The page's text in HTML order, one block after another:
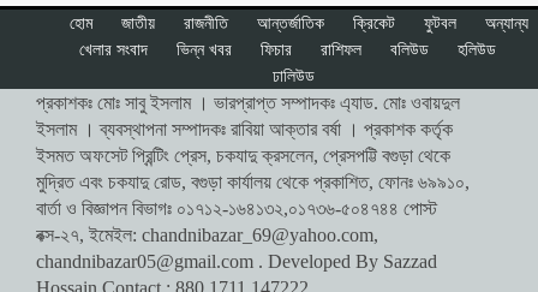
হোম জাতীয় রাজনীতি আন্তর্জাতিক ক্রিকেট ফুটবল
অন্যান্য
খেলার সংবাদ
ভিন্ন খবর ফিচার রাশিফল বলিউড
হলিউড
ঢালিউড
প্রকাশকঃ মোঃ সাবু ইসলাম । ভারপ্রাপ্ত সম্পাদকঃ এ্যাড. মোঃ ওবায়দুল
ইসলাম । ব্যবস্থাপনা সম্পাদকঃ রাবিয়া আক্তার বর্ষা । প্রকাশক কর্তৃক
ইসমত অফসেট প্রিন্টিং প্রেস, চকযাদু ক্রসলেন, প্রেসপট্টি বগুড়া থেকে
মুদ্রিত এবং চকযাদু রোড, বগুড়া কার্যালয় থেকে প্রকাশিত, ফোনঃ ৬৯৯১০,
বার্তা ও বিজ্ঞাপন বিভাগঃ ০১৭১২-১৬৪১৩২,০১৭৩৬-৫০৪৭৪৪ পোস্ট
বক্স-২৭, ইমেইল: chandnibazar_69@yahoo.com,
chandnibazar05@gmail.com . Developed By Sazzad
Hossain Contact : 880 1711 147222